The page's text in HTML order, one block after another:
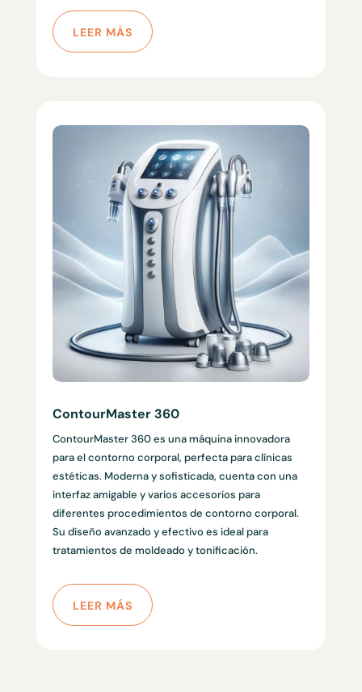
LEER MÁS
ContourMaster 360
ContourMaster 360 es una máquina innovadora
para el contorno corporal, perfecta para clínicas
estéticas. Moderna y sofisticada, cuenta con una
interfaz amigable y varios accesorios para
diferentes procedimientos de contorno corporal.
Su diseño avanzado y efectivo es ideal para
tratamientos de moldeado y tonificación.
LEER MÁS